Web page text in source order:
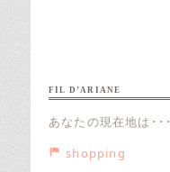
FIL D’ARIANE
あなたの現在地は･･･
shopping